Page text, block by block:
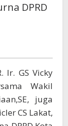
DPRD
Ir. GS Vicky
Wakil
juga
CS Lakat,